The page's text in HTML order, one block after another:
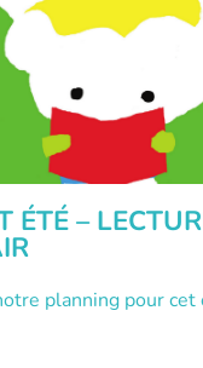
ÉTÉ –
planning pour cet